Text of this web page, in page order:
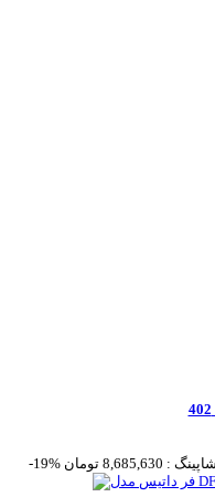
-19%
: 8,685,630 تومان